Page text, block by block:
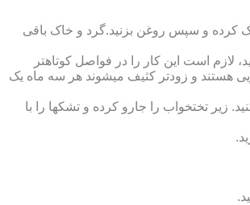
کرده و سپس روغن بزنید.گرد و خاک باقی
لازم است این کار را در فواصل کوتاه‏تر
هستند و زودتر کثیف می‏شوند هر سه ماه یک
زیر تختخواب را جارو کرده و تشک‏ها را با